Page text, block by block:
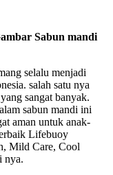
mandi
selalu menjadi
salah satu nya
sangat banyak.
sabun mandi ini
aman untuk anak-
Lifebuoy
Mild Care, Cool
nya.